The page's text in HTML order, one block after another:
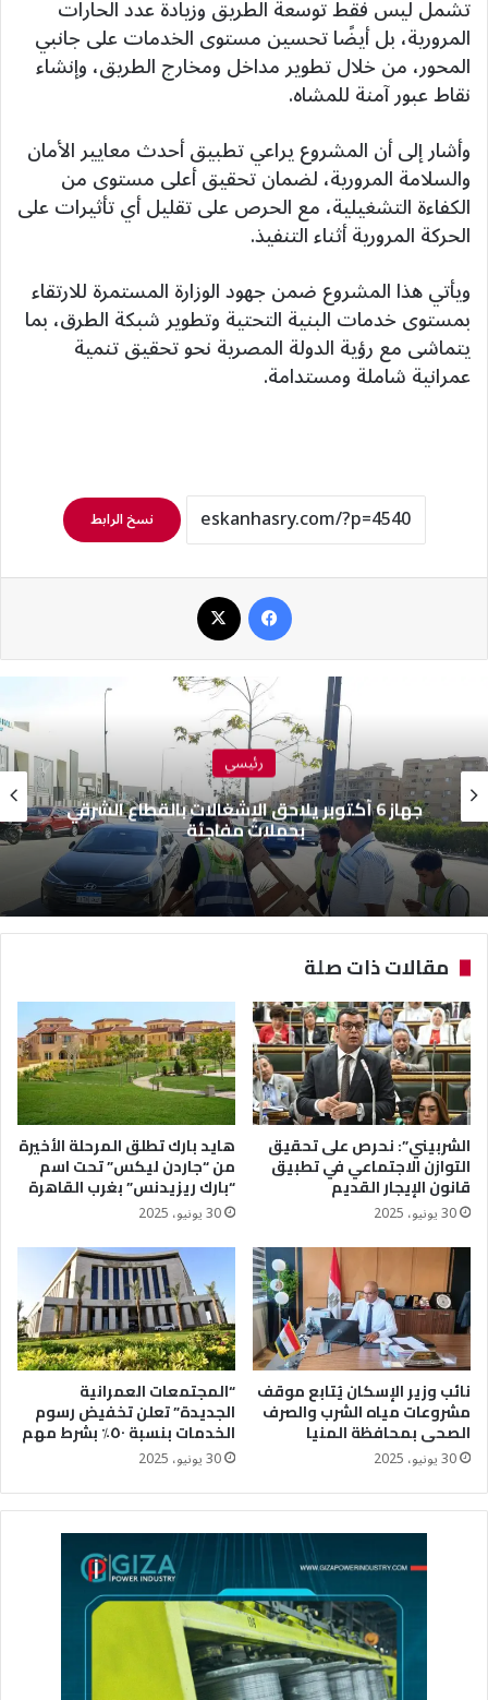
تشمل ليس فقط توسعة الطريق وزيادة عدد الحارات
المرورية، بل أيضًا تحسين مستوى الخدمات على جانبي
المحور، من خلال تطوير مداخل ومخارج الطريق، وإنشاء
نقاط عبور آمنة للمشاه.
وأشار إلى أن المشروع يراعي تطبيق أحدث معايير الأمان
والسلامة المرورية، لضمان تحقيق أعلى مستوى من
الكفاءة التشغيلية، مع الحرص على تقليل أي تأثيرات على
الحركة المرورية أثناء التنفيذ.
ويأتي هذا المشروع ضمن جهود الوزارة المستمرة للارتقاء
بمستوى خدمات البنية التحتية وتطوير شبكة الطرق، بما
يتماشى مع رؤية الدولة المصرية نحو تحقيق تنمية
عمرانية شاملة ومستدامة.
نسخ الرابط
رئيسي
جهاز 6 أكتوبر يلاحق الإشغالات بالقطاع الشرقي
بحملات مفاجئة
مقالات ذات صلة
الشربيني”: نحرص على تحقيق
التوازن الاجتماعي في تطبيق
قانون الإيجار القديم
30 يونيو، 2025
هايد بارك تطلق المرحلة الأخيرة
من “جاردن ليكس” تحت اسم
“بارك ريزيدنس” بغرب القاهرة
30 يونيو، 2025
نائب وزير الإسكان يُتابع موقف
مشروعات مياه الشرب والصرف
الصحى بمحافظة المنيا
30 يونيو، 2025
“المجتمعات العمرانية
الجديدة” تعلن تخفيض رسوم
الخدمات بنسبة ٥٠٪؜ بشرط مهم
30 يونيو، 2025